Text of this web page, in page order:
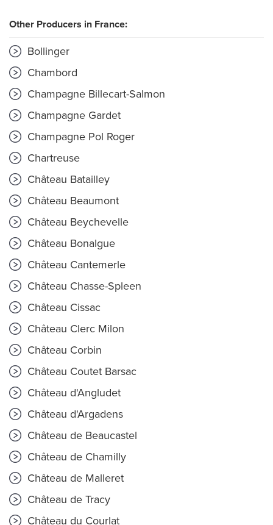
Other Producers in France:
Bollinger
Chambord
Champagne Billecart-Salmon
Champagne Gardet
Champagne Pol Roger
Chartreuse
Château Batailley
Château Beaumont
Château Beychevelle
Château Bonalgue
Château Cantemerle
Château Chasse-Spleen
Château Cissac
Château Clerc Milon
Château Corbin
Château Coutet Barsac
Château d'Angludet
Château d'Argadens
Château de Beaucastel
Château de Chamilly
Château de Malleret
Château de Tracy
Château du Courlat